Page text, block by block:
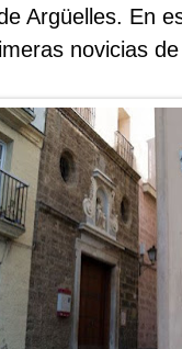
Argüelles. En
novicias